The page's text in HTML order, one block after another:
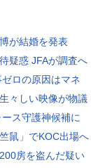
が結婚を発表
疑惑 JFAが調査へ
ロの原因はマネ
々しい映像が物議
ス守護神候補に
鼠」でKOC出場へ
房を盗んだ疑い